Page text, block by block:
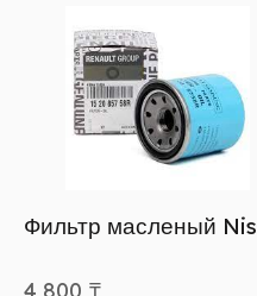
Фильтр масленый
4 800 ₸